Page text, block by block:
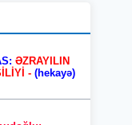
ƏZRAYILIN
- (hekayə)